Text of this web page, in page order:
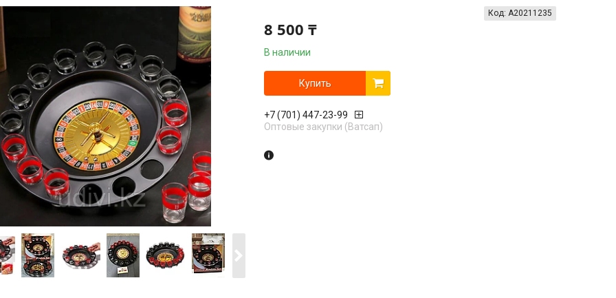
8 500 ₸
В наличии
Код: А20211235
Купить
+7 (701) 447-23-99
Оптовые закупки (Ватсап)